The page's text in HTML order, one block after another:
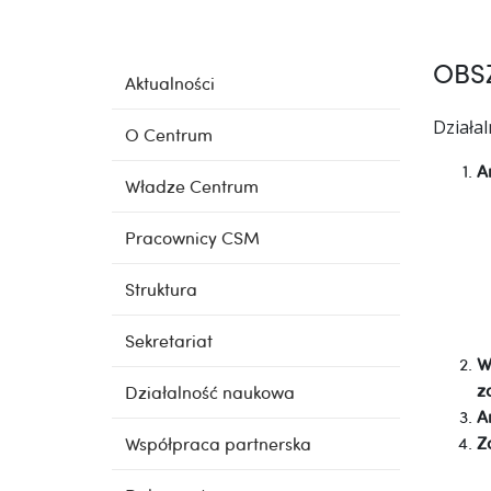
Aktualności
O Centrum
Władze Centrum
Pracownicy CSM
Struktura
Sekretariat
Działalność naukowa
Współpraca partnerska